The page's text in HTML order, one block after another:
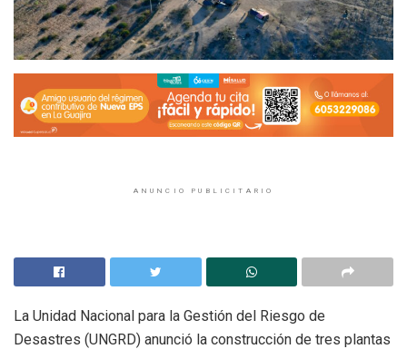
ANUNCIO PUBLICITARIO
La Unidad Nacional para la Gestión del Riesgo de
Desastres (UNGRD) anunció la construcción de tres plantas